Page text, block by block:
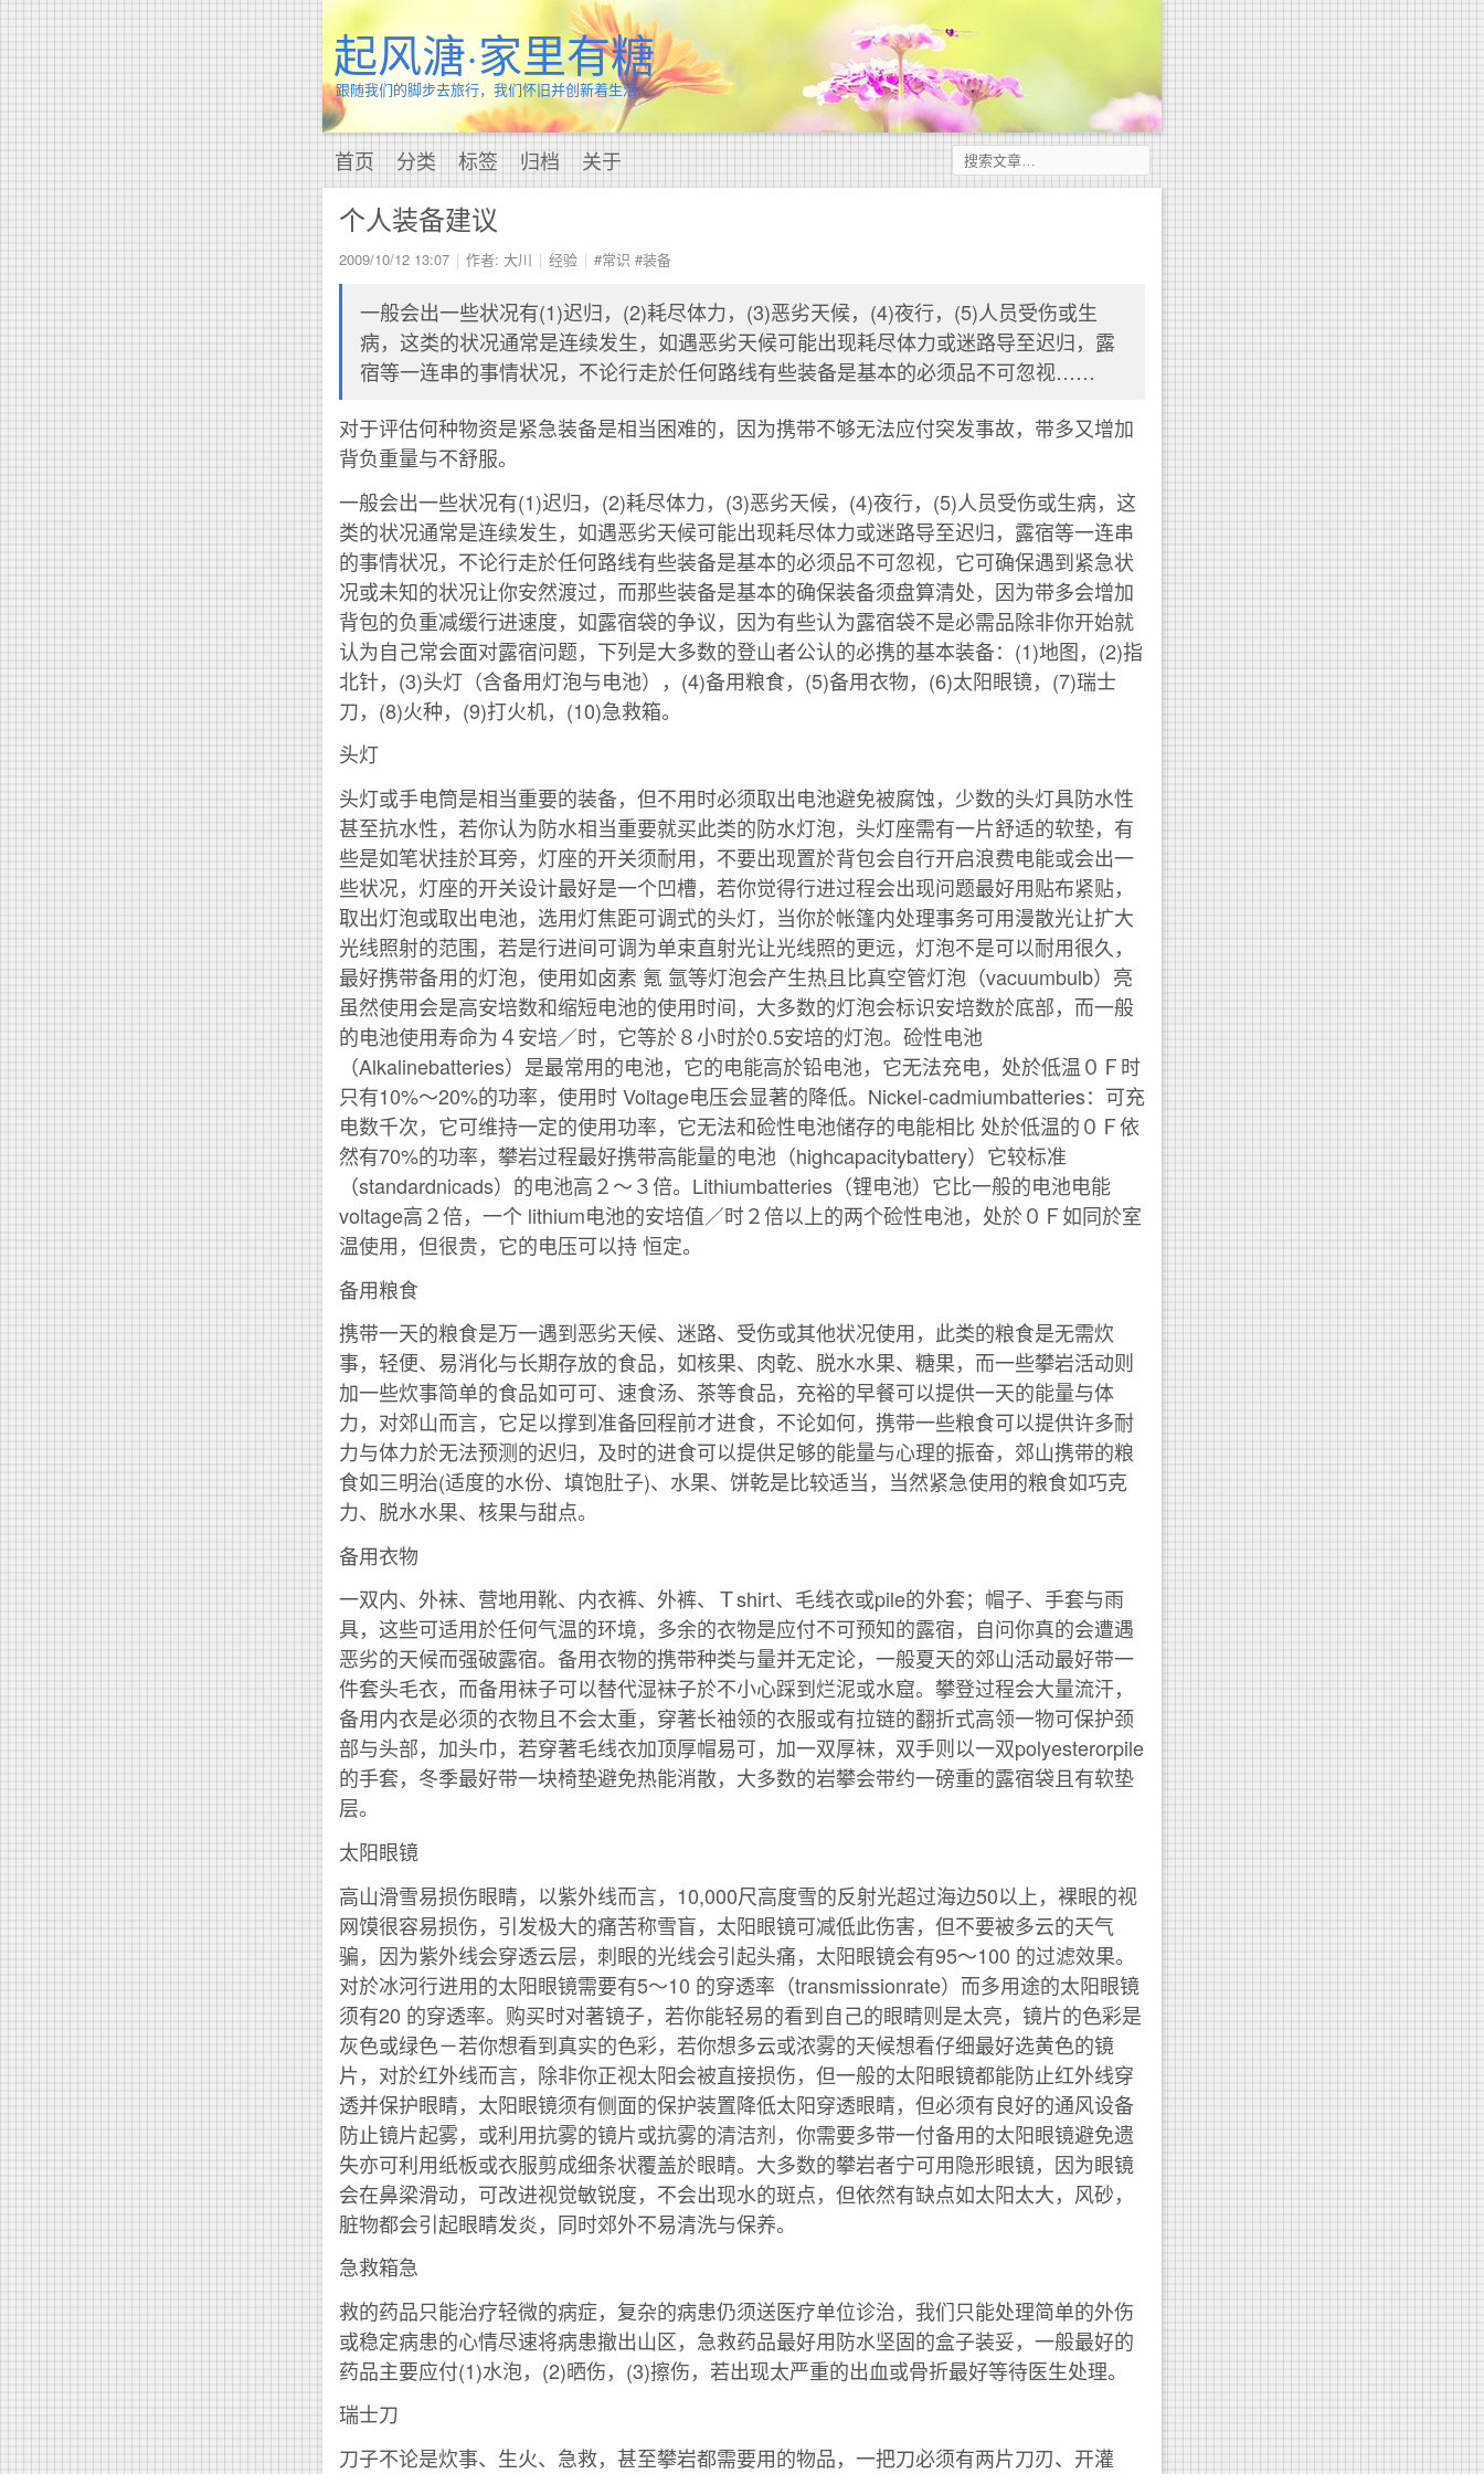
起风溏·家里有糖
跟随我们的脚步去旅行，我们怀旧并创新着生活…
首页 分类 标签 归档 关于
个人装备建议
2009/10/12 13:07 作者: 大川 经验 #常识 #装备
一般会出一些状况有(1)迟归，(2)耗尽体力，(3)恶劣天候，(4)夜行，(5)人员受伤或生
病，这类的状况通常是连续发生，如遇恶劣天候可能出现耗尽体力或迷路导至迟归，露
宿等一连串的事情状况，不论行走於任何路线有些装备是基本的必须品不可忽视……
对于评估何种物资是紧急装备是相当困难的，因为携带不够无法应付突发事故，带多又增加
背负重量与不舒服。
一般会出一些状况有(1)迟归，(2)耗尽体力，(3)恶劣天候，(4)夜行，(5)人员受伤或生病，这
类的状况通常是连续发生，如遇恶劣天候可能出现耗尽体力或迷路导至迟归，露宿等一连串
的事情状况，不论行走於任何路线有些装备是基本的必须品不可忽视，它可确保遇到紧急状
况或未知的状况让你安然渡过，而那些装备是基本的确保装备须盘算清处，因为带多会增加
背包的负重减缓行进速度，如露宿袋的争议，因为有些认为露宿袋不是必需品除非你开始就
认为自己常会面对露宿问题，下列是大多数的登山者公认的必携的基本装备：(1)地图，(2)指
北针，(3)头灯（含备用灯泡与电池），(4)备用粮食，(5)备用衣物，(6)太阳眼镜，(7)瑞士
刀，(8)火种，(9)打火机，(10)急救箱。
头灯
头灯或手电筒是相当重要的装备，但不用时必须取出电池避免被腐蚀，少数的头灯具防水性
甚至抗水性，若你认为防水相当重要就买此类的防水灯泡，头灯座需有一片舒适的软垫，有
些是如笔状挂於耳旁，灯座的开关须耐用，不要出现置於背包会自行开启浪费电能或会出一
些状况，灯座的开关设计最好是一个凹槽，若你觉得行进过程会出现问题最好用贴布紧贴，
取出灯泡或取出电池，选用灯焦距可调式的头灯，当你於帐篷内处理事务可用漫散光让扩大
光线照射的范围，若是行进间可调为单束直射光让光线照的更远，灯泡不是可以耐用很久，
最好携带备用的灯泡，使用如卤素 氪 氩等灯泡会产生热且比真空管灯泡（vacuumbulb）亮
虽然使用会是高安培数和缩短电池的使用时间，大多数的灯泡会标识安培数於底部，而一般
的电池使用寿命为４安培／时，它等於８小时於0.5安培的灯泡。硷性电池
（Alkalinebatteries）是最常用的电池，它的电能高於铅电池，它无法充电，处於低温０Ｆ时
只有10%～20%的功率，使用时 Voltage电压会显著的降低。Nickel-cadmiumbatteries：可充
电数千次，它可维持一定的使用功率，它无法和硷性电池储存的电能相比 处於低温的０Ｆ依
然有70%的功率，攀岩过程最好携带高能量的电池（highcapacitybattery）它较标准
（standardnicads）的电池高２～３倍。Lithiumbatteries（锂电池）它比一般的电池电能
voltage高２倍，一个 lithium电池的安培值／时２倍以上的两个硷性电池，处於０Ｆ如同於室
温使用，但很贵，它的电压可以持 恒定。
备用粮食
携带一天的粮食是万一遇到恶劣天候、迷路、受伤或其他状况使用，此类的粮食是无需炊
事，轻便、易消化与长期存放的食品，如核果、肉乾、脱水水果、糖果，而一些攀岩活动则
加一些炊事简单的食品如可可、速食汤、茶等食品，充裕的早餐可以提供一天的能量与体
力，对郊山而言，它足以撑到准备回程前才进食，不论如何，携带一些粮食可以提供许多耐
力与体力於无法预测的迟归，及时的进食可以提供足够的能量与心理的振奋，郊山携带的粮
食如三明治(适度的水份、填饱肚子)、水果、饼乾是比较适当，当然紧急使用的粮食如巧克
力、脱水水果、核果与甜点。
备用衣物
一双内、外袜、营地用靴、内衣裤、外裤、Ｔshirt、毛线衣或pile的外套；帽子、手套与雨
具，这些可适用於任何气温的环境，多余的衣物是应付不可预知的露宿，自问你真的会遭遇
恶劣的天候而强破露宿。备用衣物的携带种类与量并无定论，一般夏天的郊山活动最好带一
件套头毛衣，而备用袜子可以替代湿袜子於不小心踩到烂泥或水窟。攀登过程会大量流汗，
备用内衣是必须的衣物且不会太重，穿著长袖领的衣服或有拉链的翻折式高领一物可保护颈
部与头部，加头巾，若穿著毛线衣加顶厚帽易可，加一双厚袜，双手则以一双polyesterorpile
的手套，冬季最好带一块椅垫避免热能消散，大多数的岩攀会带约一磅重的露宿袋且有软垫
层。
太阳眼镜
高山滑雪易损伤眼睛，以紫外线而言，10,000尺高度雪的反射光超过海边50以上，裸眼的视
网馍很容易损伤，引发极大的痛苦称雪盲，太阳眼镜可减低此伤害，但不要被多云的天气
骗，因为紫外线会穿透云层，刺眼的光线会引起头痛，太阳眼镜会有95～100 的过滤效果。
对於冰河行进用的太阳眼镜需要有5～10 的穿透率（transmissionrate）而多用途的太阳眼镜
须有20 的穿透率。购买时对著镜子，若你能轻易的看到自己的眼睛则是太亮，镜片的色彩是
灰色或绿色－若你想看到真实的色彩，若你想多云或浓雾的天候想看仔细最好选黄色的镜
片，对於红外线而言，除非你正视太阳会被直接损伤，但一般的太阳眼镜都能防止红外线穿
透并保护眼睛，太阳眼镜须有侧面的保护装置降低太阳穿透眼睛，但必须有良好的通风设备
防止镜片起雾，或利用抗雾的镜片或抗雾的清洁剂，你需要多带一付备用的太阳眼镜避免遗
失亦可利用纸板或衣服剪成细条状覆盖於眼睛。大多数的攀岩者宁可用隐形眼镜，因为眼镜
会在鼻梁滑动，可改进视觉敏锐度，不会出现水的斑点，但依然有缺点如太阳太大，风砂，
脏物都会引起眼睛发炎，同时郊外不易清洗与保养。
急救箱急
救的药品只能治疗轻微的病症，复杂的病患仍须送医疗单位诊治，我们只能处理简单的外伤
或稳定病患的心情尽速将病患撤出山区，急救药品最好用防水坚固的盒子装妥，一般最好的
药品主要应付(1)水泡，(2)晒伤，(3)擦伤，若出现太严重的出血或骨折最好等待医生处理。
瑞士刀
刀子不论是炊事、生火、急救，甚至攀岩都需要用的物品，一把刀必须有两片刀刃、开灌